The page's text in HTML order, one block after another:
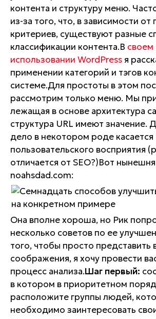
контента и структуру меню.
из-за того, что, в зависимости
критериев, существуют разные
классификации контента.В своем
использовании WordPress я
применении категорий и тэгов
системе.Для простоты в этом
рассмотрим только меню. Мы
лежащая в основе архитектура
структура URL имеют значение.
дело в некотором роде касается
пользовательского восприятия
отличается от SEO?)Вот
noahsdad.com:
Она вполне хороша, но Рик
несколько советов по ее
того, чтобы просто представить
соображения, я хочу провести
процесс анализа.Шаг первый:
в котором в приоритетном
расположите группы людей,
необходимо заинтересовать